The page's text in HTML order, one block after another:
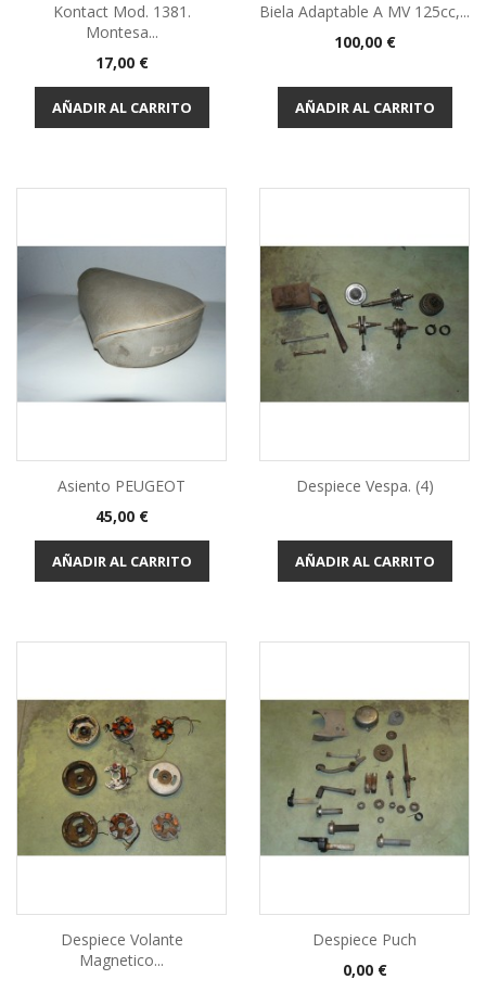
Kontact Mod. 1381.
Montesa...
Precio
17,00 €
AÑADIR AL CARRITO
Biela Adaptable A MV 125cc,...
Precio
100,00 €
AÑADIR AL CARRITO
Asiento PEUGEOT
Precio
45,00 €
AÑADIR AL CARRITO
Despiece Vespa. (4)
AÑADIR AL CARRITO
Despiece Volante
Magnetico...
Despiece Puch
Precio
0,00 €